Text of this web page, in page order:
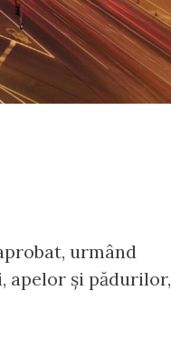
urmând
apelor și pădurilor,